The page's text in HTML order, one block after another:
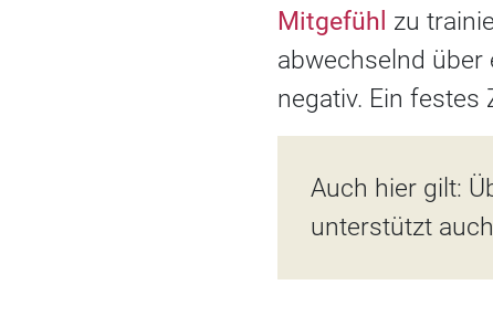
Mitgefühl zu
abwechselnd über
negativ. Ein festes
Auch hier gilt:
unterstützt